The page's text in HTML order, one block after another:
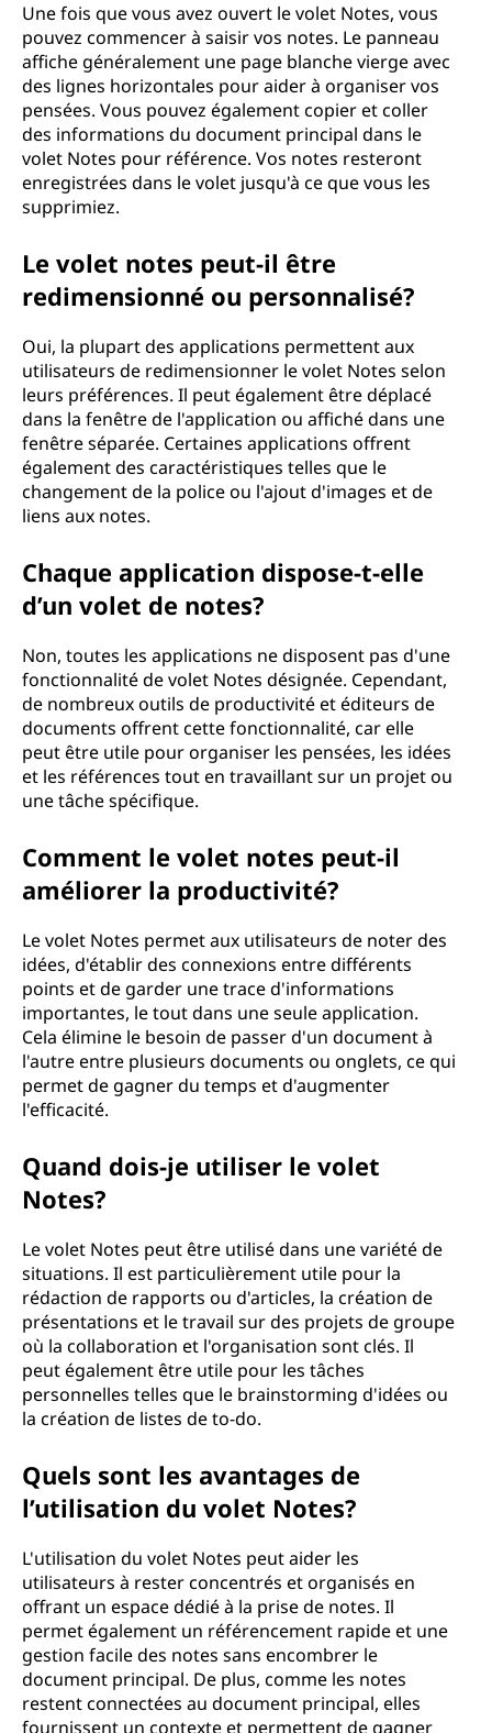
Une fois que vous avez ouvert le volet Notes, vous
pouvez commencer à saisir vos notes. Le panneau
affiche généralement une page blanche vierge avec
des lignes horizontales pour aider à organiser vos
pensées. Vous pouvez également copier et coller
des informations du document principal dans le
volet Notes pour référence. Vos notes resteront
enregistrées dans le volet jusqu'à ce que vous les
supprimiez.
Le volet notes peut-il être
redimensionné ou personnalisé?
Oui, la plupart des applications permettent aux
utilisateurs de redimensionner le volet Notes selon
leurs préférences. Il peut également être déplacé
dans la fenêtre de l'application ou affiché dans une
fenêtre séparée. Certaines applications offrent
également des caractéristiques telles que le
changement de la police ou l'ajout d'images et de
liens aux notes.
Chaque application dispose-t-elle
d’un volet de notes?
Non, toutes les applications ne disposent pas d'une
fonctionnalité de volet Notes désignée. Cependant,
de nombreux outils de productivité et éditeurs de
documents offrent cette fonctionnalité, car elle
peut être utile pour organiser les pensées, les idées
et les références tout en travaillant sur un projet ou
une tâche spécifique.
Comment le volet notes peut-il
améliorer la productivité?
Le volet Notes permet aux utilisateurs de noter des
idées, d'établir des connexions entre différents
points et de garder une trace d'informations
importantes, le tout dans une seule application.
Cela élimine le besoin de passer d'un document à
l'autre entre plusieurs documents ou onglets, ce qui
permet de gagner du temps et d'augmenter
l'efficacité.
Quand dois-je utiliser le volet
Notes?
Le volet Notes peut être utilisé dans une variété de
situations. Il est particulièrement utile pour la
rédaction de rapports ou d'articles, la création de
présentations et le travail sur des projets de groupe
où la collaboration et l'organisation sont clés. Il
peut également être utile pour les tâches
personnelles telles que le brainstorming d'idées ou
la création de listes de to-do.
Quels sont les avantages de
l’utilisation du volet Notes?
L'utilisation du volet Notes peut aider les
utilisateurs à rester concentrés et organisés en
offrant un espace dédié à la prise de notes. Il
permet également un référencement rapide et une
gestion facile des notes sans encombrer le
document principal. De plus, comme les notes
restent connectées au document principal, elles
fournissent un contexte et permettent de gagner